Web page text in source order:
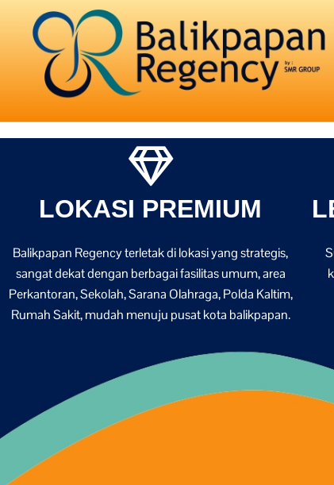
LOKASI PREMIUM​
Balikpapan Regency terletak di lokasi yang strategis,
sangat dekat dengan berbagai fasilitas umum, area
Perkantoran, Sekolah, Sarana Olahraga, Polda Kaltim,
Rumah Sakit, mudah menuju pusat kota balikpapan.​